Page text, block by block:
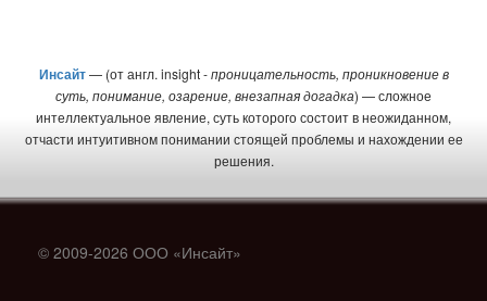
Инсайт — (от англ. insight -проницательность, проникновение в
суть, понимание, озарение, внезапная догадка) — сложное
интеллектуальное явление, суть которого состоит в неожиданном,
отчасти интуитивном понимании стоящей проблемы и нахождении ее
решения.
© 2009-2026 ООО «Инсайт»